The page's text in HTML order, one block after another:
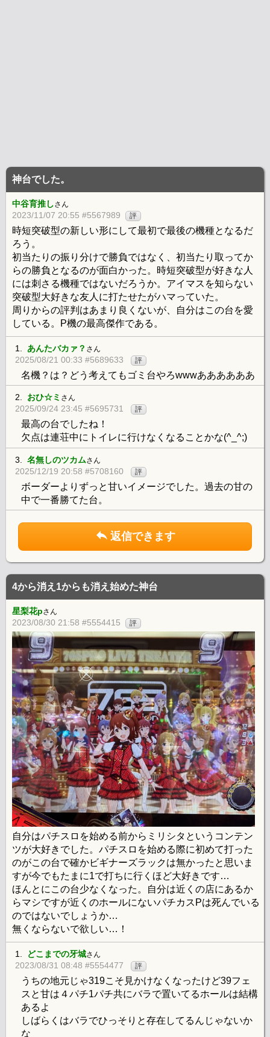
神台でした。
中谷育推しさん
2023/11/07 20:55 #5567989 評
時短突破型の新しい形にして最初で最後の機種となるだ
ろう。
初当たりの振り分けで勝負ではなく、初当たり取ってか
らの勝負となるのが面白かった。時短突破型が好きな人
には刺さる機種ではないだろうか。アイマスを知らない
突破型大好きな友人に打たせたがハマっていた。
周りからの評判はあまり良くないが、自分はこの台を愛
している。P機の最高傑作である。
1. あんたバカァ？ さん
2025/08/21 00:33 #5689633 評
名機？は？どう考えてもゴミ台やろwwwああああああ
2. おひ☆ミ さん
2025/09/24 23:45 #5695731 評
最高の台でしたね！
欠点は連荘中にトイレに行けなくなることかな(^_^;)
3. 名無しのツカムさん
2025/12/19 20:58 #5708160 評
ボーダーよりずっと甘いイメージでした。過去の甘の
中で一番勝てた台。
返信できます
4から消え1からも消え始めた神台
星梨花pさん
2023/08/30 21:58 #5554415 評
自分はパチスロを始める前からミリシタというコンテン
ツが大好きでした。パチスロを始める際に初めて打った
のがこの台で確かビギナーズラックは無かったと思いま
すが今でもたまに1で打ちに行くほど大好きです…
ほんとにこの台少なくなった。自分は近くの店にあるか
らマシですが近くのホールにないパチカスPは死んでいる
のではないでしょうか…
無くならないで欲しい…！
1. どこまでの牙城さん
2023/08/31 08:48 #5554477 評
うちの地元じゃ319こそ見かけなくなったけど39フェ
スと甘は４パチ1パチ共にバラで置いてるホールは結構
あるよ
しばらくはバラでひっそりと存在してるんじゃないか
な